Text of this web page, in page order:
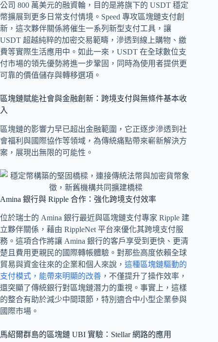
公司 800 萬美元的融資輪，目的是將旗下的 USDT 穩定
幣擴展到更多日常支付情境。Speed 專攻區塊鏈支付創
新，這次夥伴關係將催生一系列新型支付工具，讓
USDT 超越純粹的加密交易範疇，滲透到線上購物、繳
費等實際生活應用中。如此一來，USDT 在全球數位支
付市場的領先優勢將進一步鞏固，同時為使用者提供更
可靠的價值儲存與轉移選項。
區塊鏈賦能社會與金融創新：跨境支付與無條件基本收
入
區塊鏈的影響力早已超出金融範圍，它正逐步滲透到社
會福利與國際協作等領域，為傳統痛點帶來嶄新解決方
案，展現出無限的可能性。
Amina 銀行與 Ripple 合作：強化跨境支付效率
位於瑞士的 Amina 銀行最近與區塊鏈支付專家 Ripple 建
立夥伴關係，藉由 RippleNet 平台來優化其跨境支付服
務。這項合作將讓 Amina 銀行的客戶享受到更快、更清
楚且費用更親民的國際轉帳體驗。對那些高度依賴全球
貿易與資金往來的企業和個人來說， 這種區塊鏈驅動的
支付模式，能帶來明顯的改善 ，不僅提升了操作效率，
還突顯了傳統銀行對區塊鏈潛力的重視。事實上，這樣
的整合有助於減少中間環節，特別適合中小型企業參與
國際市場。
馬紹爾群島的區塊鏈 UBI 實驗：Stellar 網路的應用